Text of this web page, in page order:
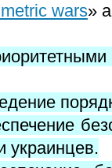
wars»
украинцев.